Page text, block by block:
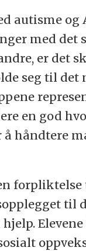
autisme og
med det
er det
seg til det
en god
håndtere
forpliktelse
til